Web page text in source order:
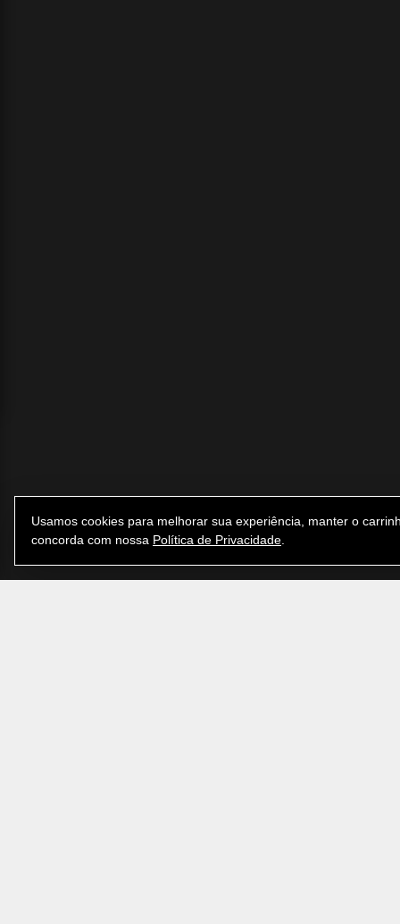
Usamos cookies para melhorar sua experiência, manter o
concorda com nossa Política de Privacidade